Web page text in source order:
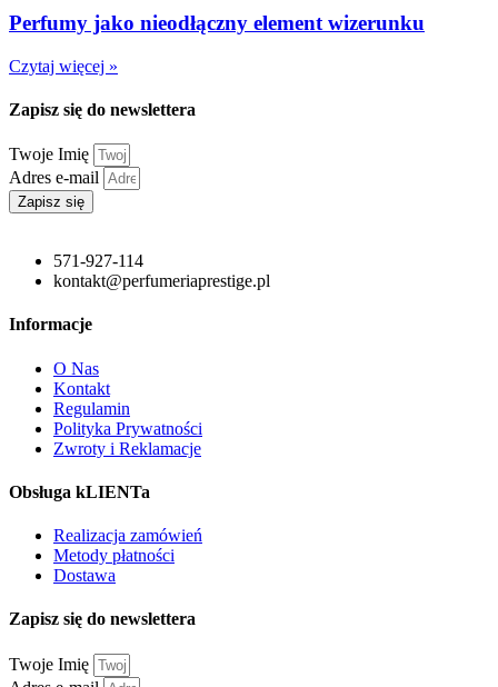
Perfumy jako nieodłączny element wizerunku
Czytaj więcej »
Zapisz się do newslettera
Twoje Imię
Adres e-mail
Zapisz się
571-927-114
kontakt@perfumeriaprestige.pl
Informacje
O Nas
Kontakt
Regulamin
Polityka Prywatności
Zwroty i Reklamacje
Obsługa kLIENTa
Realizacja zamówień
Metody płatności
Dostawa
Zapisz się do newslettera
Twoje Imię